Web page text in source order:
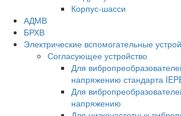
Корпус-шасси
АДМВ
БРХВ
Электрические вспомогательные
Согласующее устройство
Для
напряжению стандарта
Для
напряжению